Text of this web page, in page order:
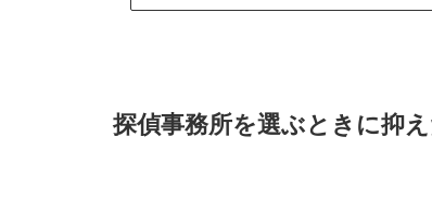
探偵事務所を選ぶときに抑